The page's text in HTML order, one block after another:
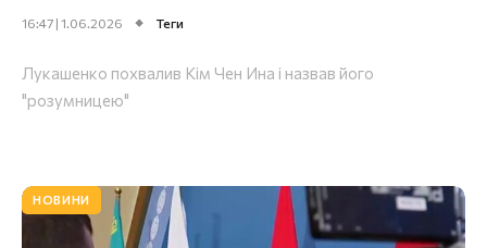
16:47 | 1.06.2026 Теги
Лукашенко похвалив Кім Чен Ина і назвав його
"розумницею"
НОВИНИ